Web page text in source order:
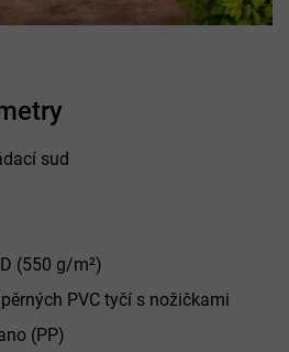
sud
(550 g/m²)
PVC tyčí s nožičkami
(PP)